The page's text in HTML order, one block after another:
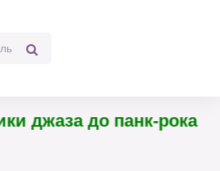
джаза до панк-рока